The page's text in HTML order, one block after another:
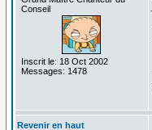
Conseil
Inscrit le: 18 Oct 2002
Messages: 1478
Revenir en haut